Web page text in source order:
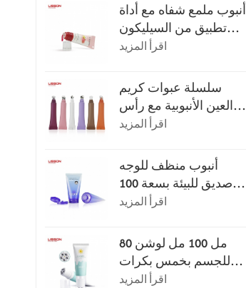
أنبوب ملمع شفاه مع أداة
تطبيق من السيليكون
فائق النعومة
اقرأ المزيد
سلسلة عبوات كريم
العين الأنبوبية مع رأس
التطبيق
اقرأ المزيد
أنبوب منظف للوجه
صديق للبيئة بسعة 100
مل أو 120 مل مع غطاء
اقرأ المزيد
80 مل 100 مل لوشن
للجسم بخمس بكرات
للتدليك
اقرأ المزيد